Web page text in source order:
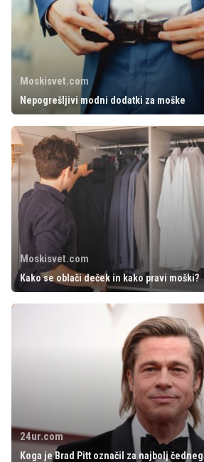
Moskisvet.com
Nepogrešljivi modni dodatki za moške
Moskisvet.com
Kako se oblači deček in kako pravi moški?
24ur.com
Koga je Brad Pitt označil za najbolj